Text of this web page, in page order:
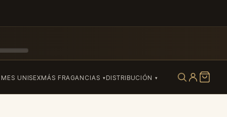
UNISEXMÁS FRAGANCIAS DISTRIBUCIÓN